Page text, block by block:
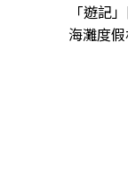
「遊記
海灘度